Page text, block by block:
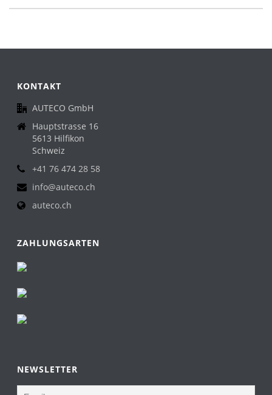
KONTAKT
AUTECO GmbH
Hauptstrasse 16
5613 Hilfikon
Schweiz
+41 76 474 28 58
info@auteco.ch
auteco.ch
ZAHLUNGSARTEN
NEWSLETTER